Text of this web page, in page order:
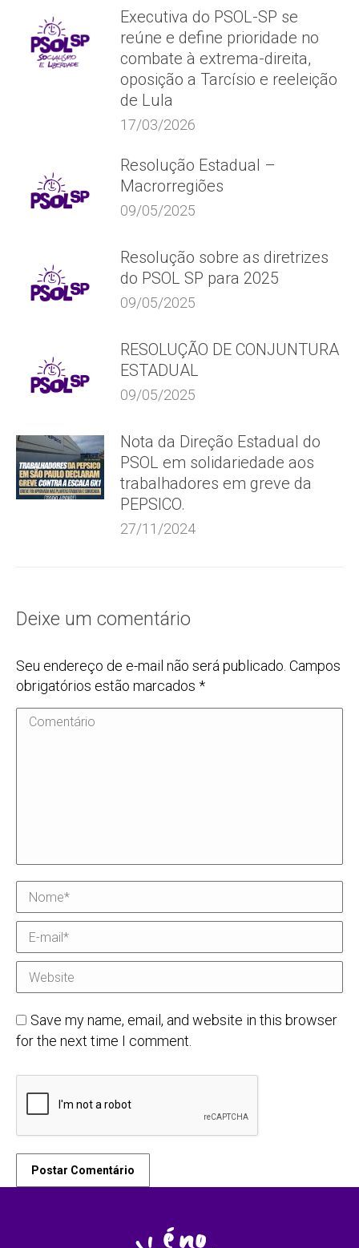
Executiva do PSOL-SP se
reúne e define prioridade no
combate à extrema-direita,
oposição a Tarcísio e reeleição
de Lula
17/03/2026
Resolução Estadual –
Macrorregiões
09/05/2025
Resolução sobre as diretrizes
do PSOL SP para 2025
09/05/2025
RESOLUÇÃO DE CONJUNTURA
ESTADUAL
09/05/2025
Nota da Direção Estadual do
PSOL em solidariedade aos
trabalhadores em greve da
PEPSICO.
27/11/2024
Deixe um comentário
Seu endereço de e-mail não será publicado. Campos
obrigatórios estão marcados *
Comentário
Nome *
E-mail *
Website
Save my name, email, and website in this browser
for the next time I comment.
Postar Comentário